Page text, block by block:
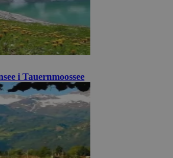
i Tauernmoossee